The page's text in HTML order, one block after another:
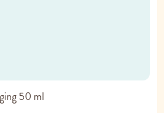
50 ml